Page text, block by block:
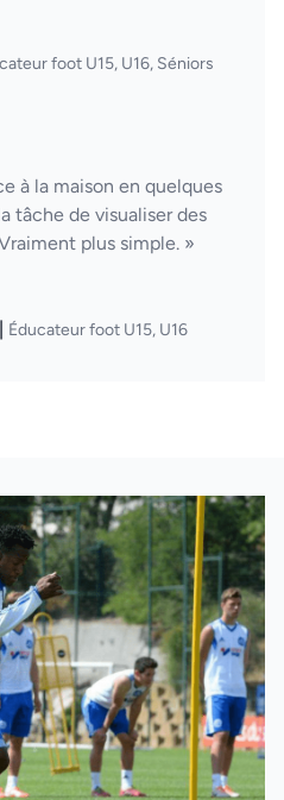
foot U15, U16, Séniors
à la maison en quelques
tâche de visualiser des
plus simple. »
Éducateur foot U15, U16